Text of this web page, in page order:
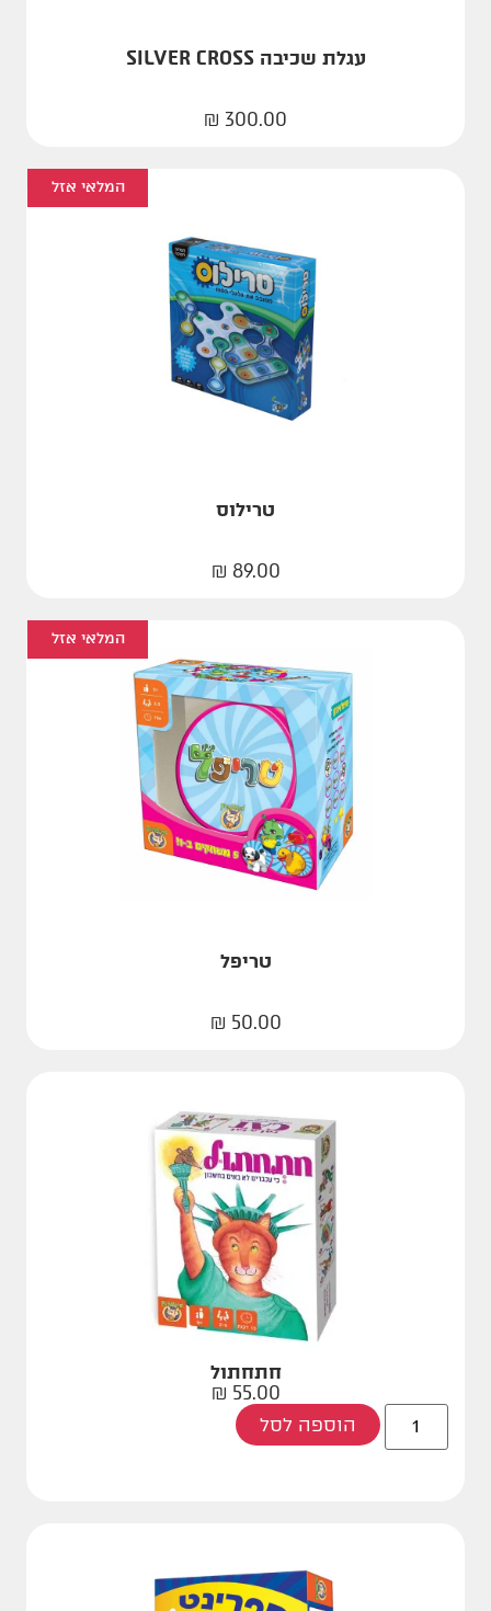
עגלת שכיבה SILVER CROSS
300.00
₪
המלאי אזל
טרילוס
89.00
₪
המלאי אזל
טריפל
50.00
₪
חתחתול
55.00
₪
הוספה לסל